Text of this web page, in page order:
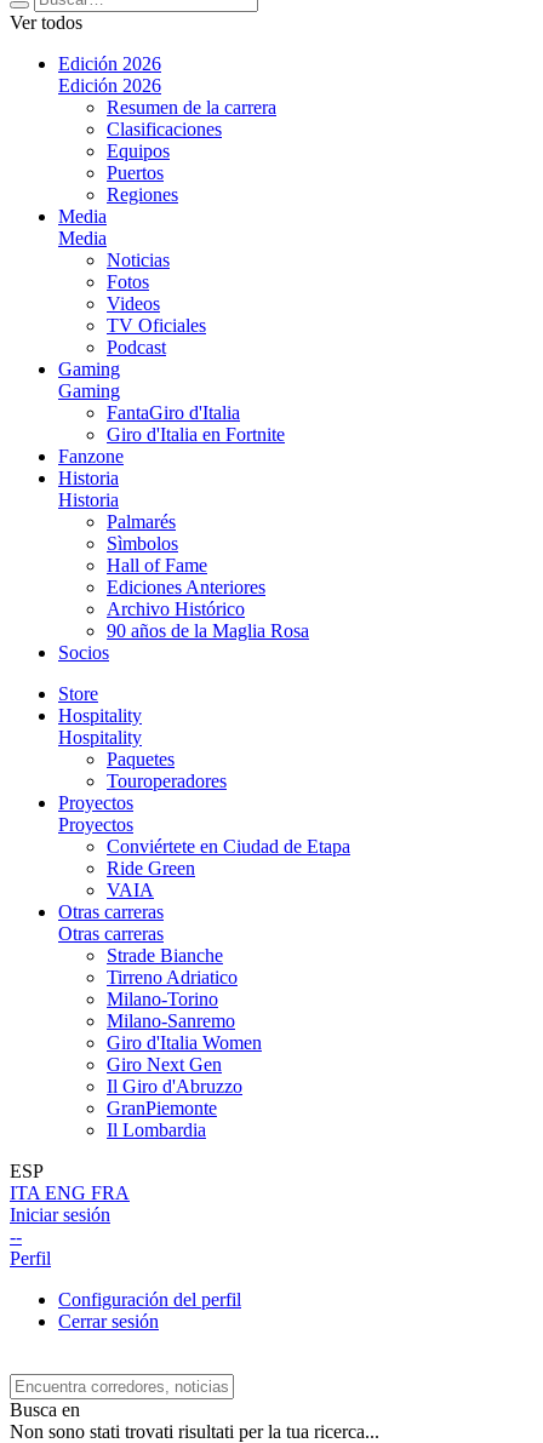
Ver todos
Edición 2026
Edición 2026
Resumen de la carrera
Clasificaciones
Equipos
Puertos
Regiones
Media
Media
Noticias
Fotos
Videos
TV Oficiales
Podcast
Gaming
Gaming
FantaGiro d'Italia
Giro d'Italia en Fortnite
Fanzone
Historia
Historia
Palmarés
Sìmbolos
Hall of Fame
Ediciones Anteriores
Archivo Histórico
90 años de la Maglia Rosa
Socios
Store
Hospitality
Hospitality
Paquetes
Touroperadores
Proyectos
Proyectos
Conviértete en Ciudad de Etapa
Ride Green
VAIA
Otras carreras
Otras carreras
Strade Bianche
Tirreno Adriatico
Milano-Torino
Milano-Sanremo
Giro d'Italia Women
Giro Next Gen
Il Giro d'Abruzzo
GranPiemonte
Il Lombardia
ESP
ITA ENG FRA
Iniciar sesión
--
Perfil
Configuración del perfil
Cerrar sesión
Busca en
Non sono stati trovati risultati per la tua ricerca...